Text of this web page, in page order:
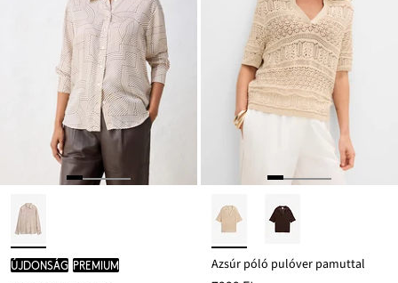
újdonság PREMIUM Azsúr póló pulóver pamuttal